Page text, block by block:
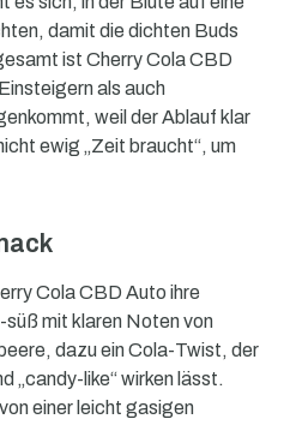
damit die dichten Buds
ist Cherry Cola CBD
als auch
weil der Ablauf klar
ewig „Zeit braucht“, um
Cola CBD Auto ihre
mit klaren Noten von
dazu ein Cola-Twist, der
„candy-like“ wirken lässt.
einer leicht gasigen